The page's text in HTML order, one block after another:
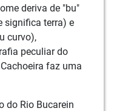
deriva de "bu"
significa terra) e
curvo),
peculiar do
faz uma
do Rio Bucarein